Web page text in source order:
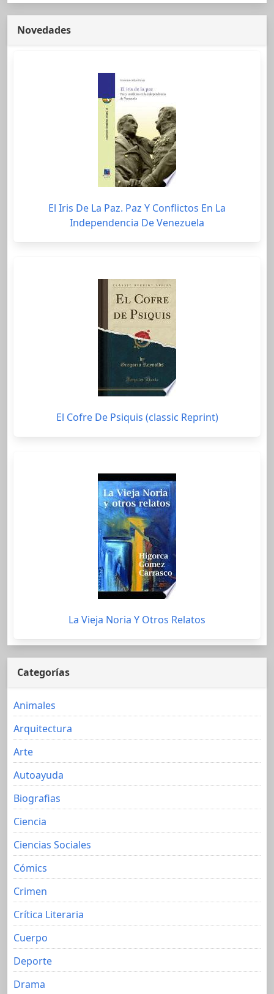
Novedades
El Iris De La Paz. Paz Y Conflictos En La
Independencia De Venezuela
El Cofre De Psiquis (classic Reprint)
La Vieja Noria Y Otros Relatos
Categorías
Animales
Arquitectura
Arte
Autoayuda
Biografias
Ciencia
Ciencias Sociales
Cómics
Crimen
Crítica Literaria
Cuerpo
Deporte
Drama